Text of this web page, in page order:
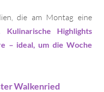
die am Montag eine
Highlights
– ideal, um die Woche
Walkenried